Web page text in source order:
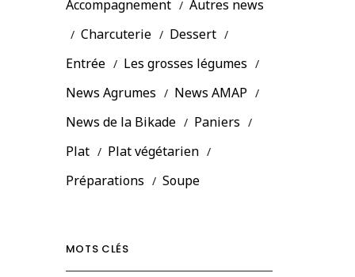
Accompagnement
Autres news
Charcuterie
Dessert
Entrée
Les grosses légumes
News Agrumes
News AMAP
News de la Bikade
Paniers
Plat
Plat végétarien
Préparations
Soupe
MOTS CLÉS